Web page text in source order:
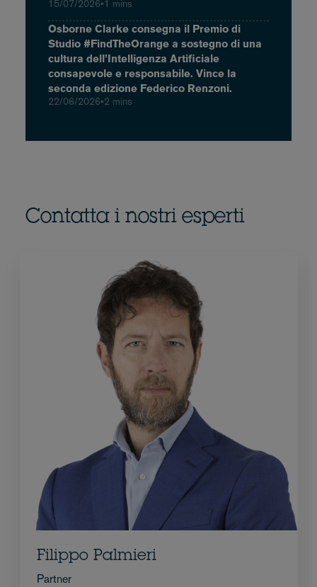
15/07/2026•1 mins
Osborne Clarke consegna il Premio di
Studio #FindTheOrange a sostegno di una
cultura dell’Intelligenza Artificiale
consapevole e responsabile. Vince la
seconda edizione Federico Renzoni.
22/06/2026•2 mins
Contatta i nostri esperti
Filippo Palmieri
Partner